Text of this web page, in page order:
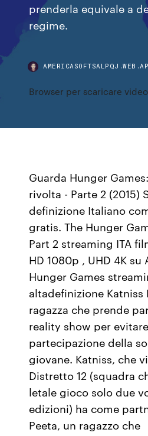
prenderla equivale a
regime.
Browser per scaricare
Guarda Hunger
rivolta - Parte 2 (2015)
definizione Italiano
gratis. The Hunger
Part 2 streaming ITA
HD 1080p , UHD 4K
Hunger Games
altadefinizione Katniss
ragazza che prende
reality show per
partecipazione della
giovane. Katniss, che
Distretto 12 (squadra
letale gioco solo due
edizioni) ha come
Peeta, un ragazzo che